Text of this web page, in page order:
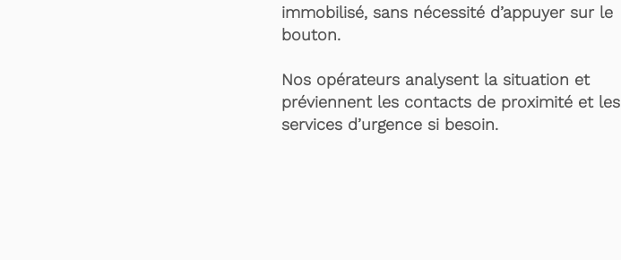
immobilisé, sans nécessité d’appuyer sur le
bouton.
Nos opérateurs analysent la situation et
préviennent les contacts de proximité et les
services d’urgence si besoin.